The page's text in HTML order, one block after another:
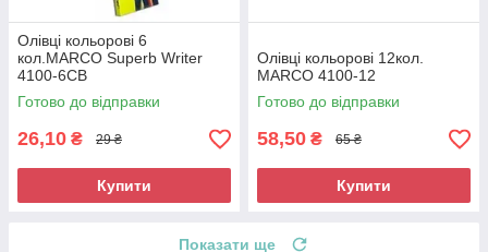
Олівці кольорові 6
кол.MARCO Superb Writer
4100-6СВ
Готово до відправки
26,10 ₴ 29 ₴
Купити
Олівці кольорові 12кол.
MARCO 4100-12
Готово до відправки
58,50 ₴ 65 ₴
Купити
Показати ще